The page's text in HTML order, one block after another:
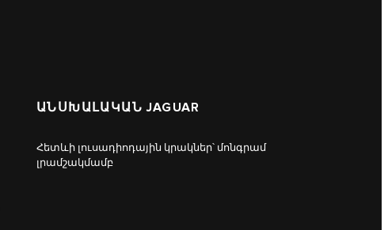
ԱՆՍԽԱԼԱԿԱՆ JAGUAR
Հետևի լուսադիոդային կրակներ՝ մոնգրամ
լրամշակմամբ